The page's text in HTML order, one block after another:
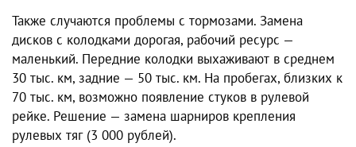
Также случаются проблемы с тормозами. Замена
дисков с колодками дорогая, рабочий ресурс —
маленький. Передние колодки выхаживают в среднем
30 тыс. км, задние — 50 тыс. км. На пробегах, близких к
70 тыс. км, возможно появление стуков в рулевой
рейке. Решение — замена шарниров крепления
рулевых тяг (3 000 рублей).